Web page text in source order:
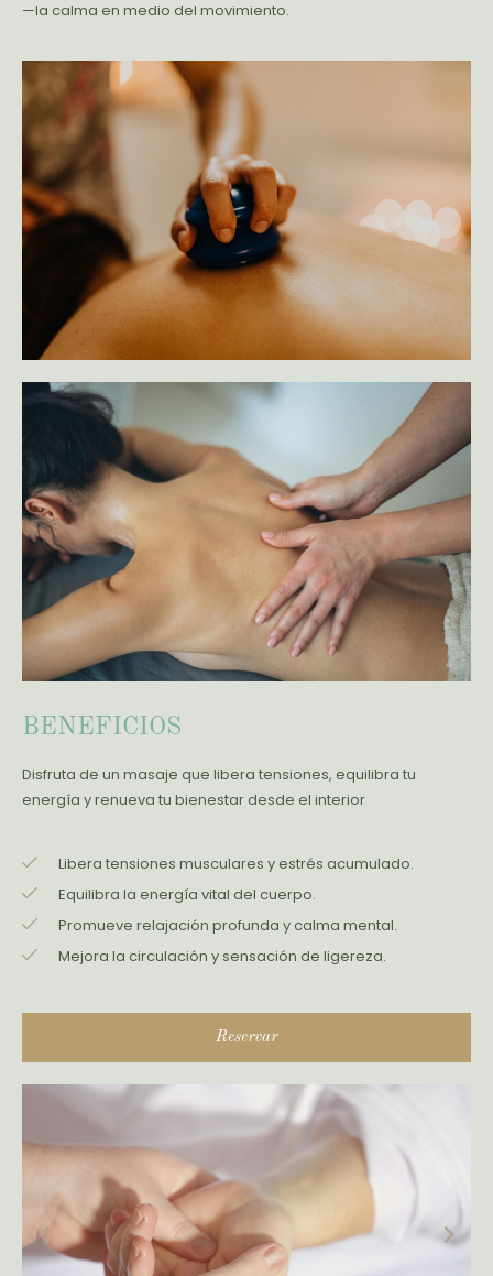
—la calma en medio del movimiento.
BENEFICIOS
Disfruta de un masaje que libera tensiones, equilibra tu
energía y renueva tu bienestar desde el interior
Libera tensiones musculares y estrés acumulado.
Equilibra la energía vital del cuerpo.
Promueve relajación profunda y calma mental.
Mejora la circulación y sensación de ligereza.
Reservar